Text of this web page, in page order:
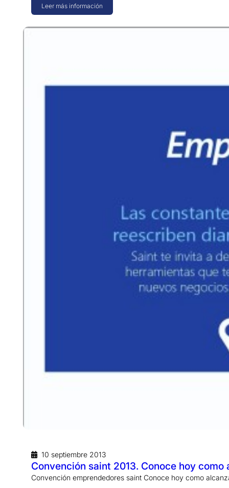
Leer más información
10 septiembre 2013
Convención saint 2013. Conoce hoy
Convención emprendedores saint Conoce hoy como